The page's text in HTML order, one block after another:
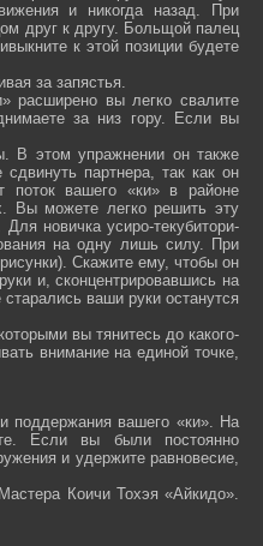
и никогда назад. При
друг к другу. Больщой палец
к этой позиции будете
за запястья.
расширено вы легко свалите
за низ гору. Если вы
В этом упражнении он также
партнера, так как он
поток вашего «ки» в районе
Вы можете легко решить эту
новичка усиро-текубитори-
на одну лишь силу. При
Скажите ему, чтобы он
и, сконцентрировавшись на
ваши руки останутся
вы тянитесь до какого-
внимание на единой точке,
поддержания вашего «ки». На
Если вы были постоянно
и удержите равновесие,
Коичи Тохэя «Айкидо».